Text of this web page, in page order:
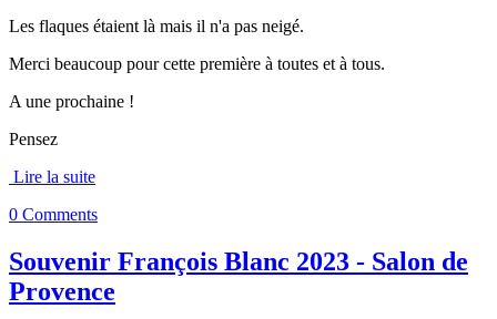
Les flaques étaient là mais il n'a pas neigé.
Merci beaucoup pour cette première à toutes et à tous.
A une prochaine !
Pensez
Lire la suite
0 Comments
Souvenir François Blanc 2023 - Salon de
Provence